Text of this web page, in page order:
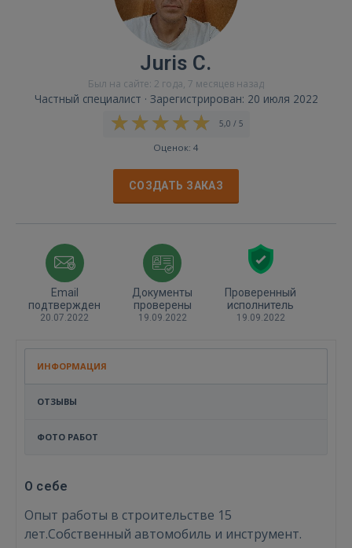
Juris C.
Был на сайте: 2 года, 7 месяцев назад
Частный специалист · Зарегистрирован: 20 июля 2022
5,0 / 5
Оценок: 4
СОЗДАТЬ ЗАКАЗ
Email
подтвержден
20.07.2022
Документы
проверены
19.09.2022
Проверенный
исполнитель
19.09.2022
ИНФОРМАЦИЯ
ОТЗЫВЫ
ФОТО РАБОТ
О себе
Опыт работы в строительстве 15
лет.Собственный автомобиль и инструмент.